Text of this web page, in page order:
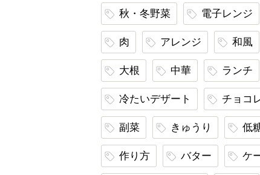
秋・冬野菜 電子レンジ
肉 アレンジ 和風
大根 中華 ランチ
冷たいデザート チョコ
副菜 きゅうり 低
作り方 バター ケ